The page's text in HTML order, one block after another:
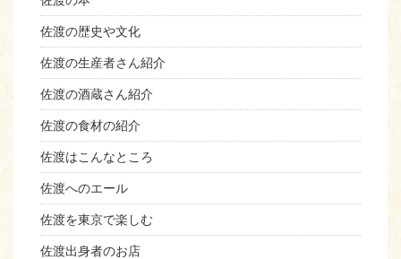
佐渡の歴史や文化
佐渡の生産者さん紹介
佐渡の酒蔵さん紹介
佐渡の食材の紹介
佐渡はこんなところ
佐渡へのエール
佐渡を東京で楽しむ
佐渡出身者のお店